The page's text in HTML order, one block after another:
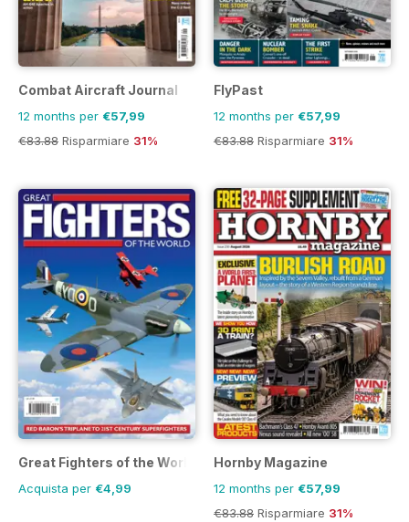
Combat Aircraft Journal
12 months per €57,99
€83.88 Risparmiare 31%
FlyPast
12 months per €57,99
€83.88 Risparmiare 31%
Great Fighters of the World
Acquista per €4,99
Hornby Magazine
12 months per €57,99
€83.88 Risparmiare 31%